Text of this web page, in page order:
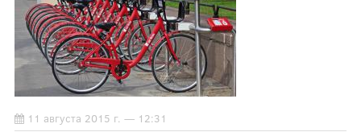
11 августа 2015 г. — 12:31